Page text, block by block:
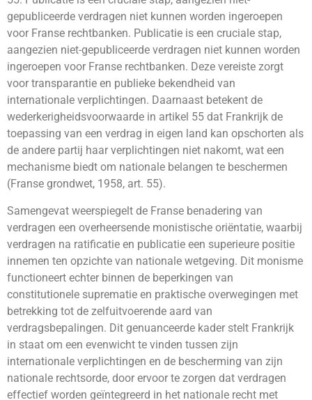
gepubliceerde verdragen niet kunnen worden ingeroepen
voor Franse rechtbanken. Publicatie is een cruciale stap,
aangezien niet-gepubliceerde verdragen niet kunnen worden
ingeroepen voor Franse rechtbanken. Deze vereiste zorgt
voor transparantie en publieke bekendheid van
internationale verplichtingen. Daarnaast betekent de
wederkerigheidsvoorwaarde in artikel 55 dat Frankrijk de
toepassing van een verdrag in eigen land kan opschorten als
de andere partij haar verplichtingen niet nakomt, wat een
mechanisme biedt om nationale belangen te beschermen
(Franse grondwet, 1958, art. 55).
Samengevat weerspiegelt de Franse benadering van
verdragen een overheersende monistische oriëntatie, waarbij
verdragen na ratificatie en publicatie een superieure positie
innemen ten opzichte van nationale wetgeving. Dit monisme
functioneert echter binnen de beperkingen van
constitutionele suprematie en praktische overwegingen met
betrekking tot de zelfuitvoerende aard van
verdragsbepalingen. Dit genuanceerde kader stelt Frankrijk
in staat om een evenwicht te vinden tussen zijn
internationale verplichtingen en de bescherming van zijn
nationale rechtsorde, door ervoor te zorgen dat verdragen
effectief worden geïntegreerd in het nationale recht met